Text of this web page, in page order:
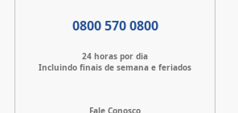
0800 570 0800
24 horas por dia
Incluindo finais de semana e feriados
Fale Conosco